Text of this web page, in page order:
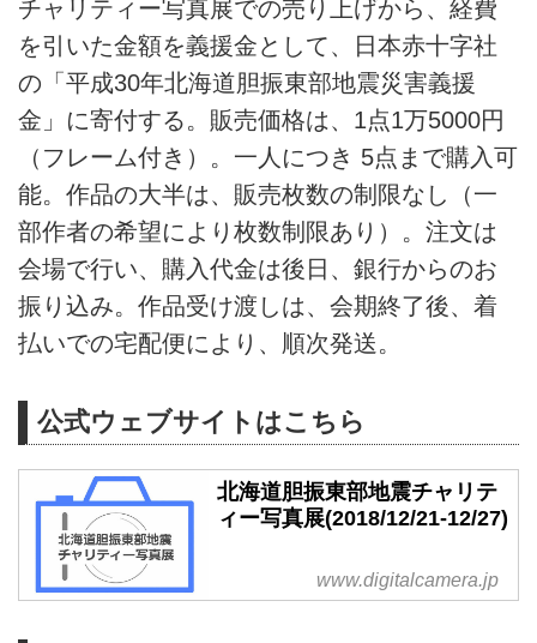
チャリティー写真展での売り上げから、経費
を引いた金額を義援金として、日本赤十字社
の「平成30年北海道胆振東部地震災害義援
金」に寄付する。販売価格は、1点1万5000円
（フレーム付き）。一人につき 5点まで購入可
能。作品の大半は、販売枚数の制限なし（一
部作者の希望により枚数制限あり）。注文は
会場で行い、購入代金は後日、銀行からのお
振り込み。作品受け渡しは、会期終了後、着
払いでの宅配便により、順次発送。
公式ウェブサイトはこちら
北海道胆振東部地震チャリテ
ィー写真展(2018/12/21-12/27)
www.digitalcamera.jp